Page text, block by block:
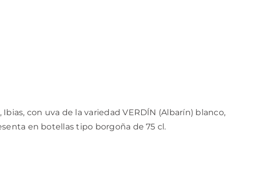
con uva de la variedad VERDÍN (Albarín) blanco,
en botellas tipo borgoña de 75 cl.